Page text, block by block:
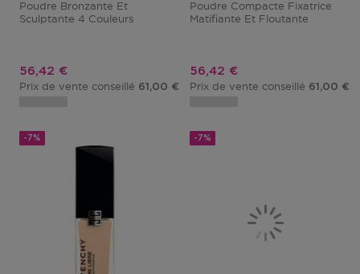
Poudre Bronzante Et
Sculptante 4 Couleurs
Prix promotionnel
56,42 €
Prix de vente conseillé 61,00 €
Poudre Compacte Fixatrice
Matifiante Et Floutante
Prix promotionnel
56,42 €
Prix de vente conseillé 61,00 €
-7% -7%